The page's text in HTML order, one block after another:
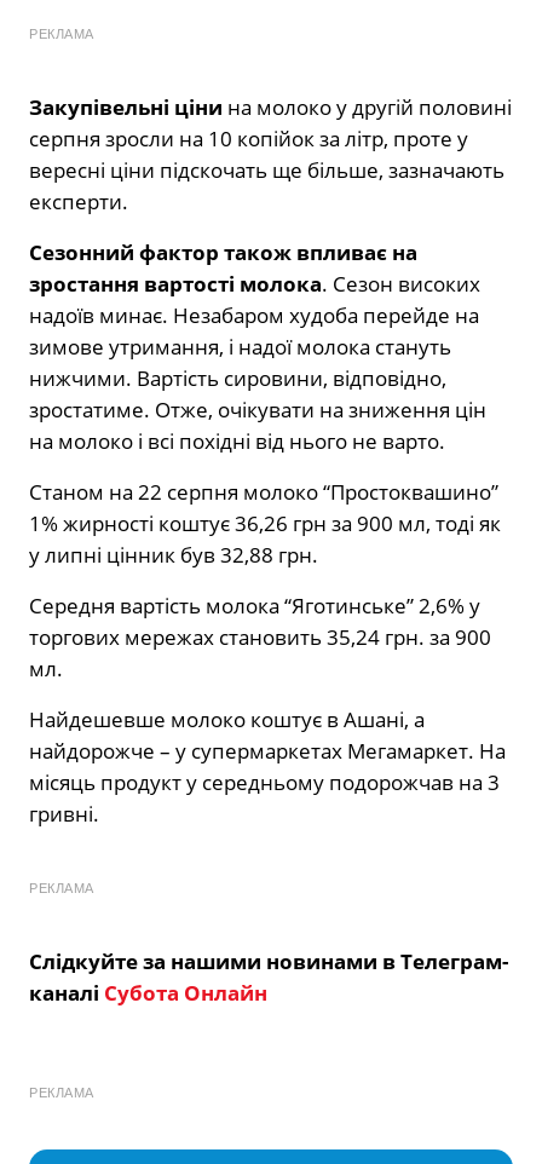
РЕКЛАМА
Закупівельні ціни на молоко у другій половині
серпня зросли на 10 копійок за літр, проте у
вересні ціни підскочать ще більше, зазначають
експерти.
Сезонний фактор також впливає на
зростання вартості молока. Сезон високих
надоїв минає. Незабаром худоба перейде на
зимове утримання, і надої молока стануть
нижчими. Вартість сировини, відповідно,
зростатиме. Отже, очікувати на зниження цін
на молоко і всі похідні від нього не варто.
Станом на 22 серпня молоко “Простоквашино”
1% жирності коштує 36,26 грн за 900 мл, тоді як
у липні цінник був 32,88 грн.
Середня вартість молока “Яготинське” 2,6% у
торгових мережах становить 35,24 грн. за 900
мл.
Найдешевше молоко коштує в Aшані, а
найдорожче – у супермаркетах Мегамаркет. На
місяць продукт у середньому подорожчав на 3
гривні.
РЕКЛАМА
Слідкуйте за нашими новинами в Телеграм-
каналі Субота Онлайн
РЕКЛАМА